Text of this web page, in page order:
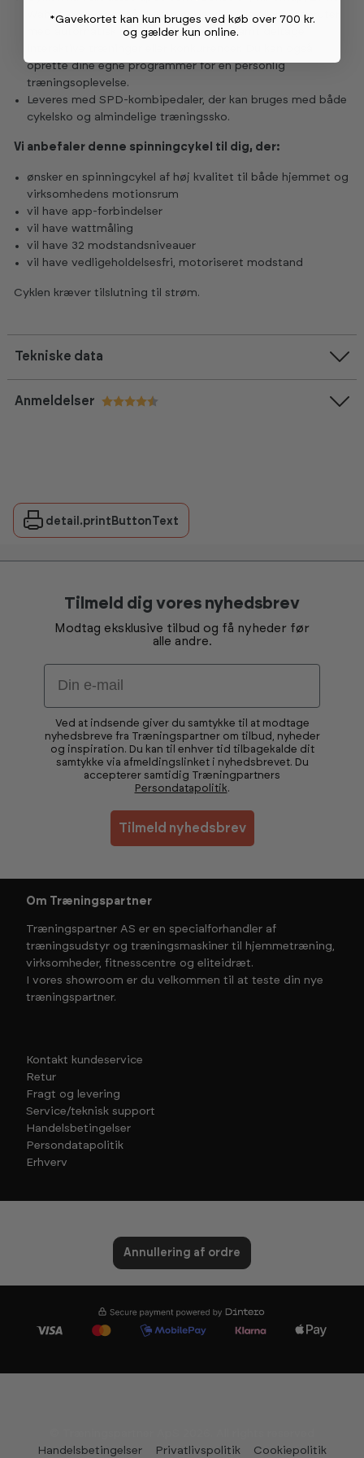
Wahoo og Rouvy, så du kan cykle virtuelle eller videoruter
med automatisk modstandsjustering samt deltage i
oprette dine egne programmer for en personlig
træningsoplevelse.
Leveres med SPD-kombipedaler, der kan bruges med både
cykelsko og almindelige træningssko.
Vi anbefaler denne spinningcykel til dig, der:
ønsker en spinningcykel af høj kvalitet til både hjemmet og
virksomhedens motionsrum
vil have app-forbindelser
vil have wattmåling
vil have 32 modstandsniveauer
vil have vedligeholdelsesfri, motoriseret modstand
Cyklen kræver tilslutning til strøm.
Tekniske data
Anmeldelser
detail.printButtonText
Tilmeld dig vores nyhedsbrev
Modtag eksklusive tilbud og få nyheder før
alle andre.
Email
Ved at indsende giver du samtykke til at modtage
nyhedsbreve fra Træningspartner om tilbud, nyheder
og inspiration. Du kan til enhver tid tilbagekalde dit
samtykke via afmeldingslinket i nyhedsbrevet. Du
accepterer samtidig Træningpartners
Persondatapolitik.
Tilmeld nyhedsbrev
Om Træningspartner
Træningspartner AS er en specialforhandler af
træningsudstyr og træningsmaskiner til hjemmetræning,
virksomheder, fitnesscentre og eliteidræt.
I vores showroom er du velkommen til at teste din nye
træningspartner.
Kontakt kundeservice
Retur
Fragt og levering
Service/teknisk support
Handelsbetingelser
Persondatapolitik
Erhverv
Annullering af ordre
Handelsbetingelser
Privatlivspolitik Cookiepolitik
*Gavekortet kan kun bruges ved køb over 700 kr.
og gælder kun online.